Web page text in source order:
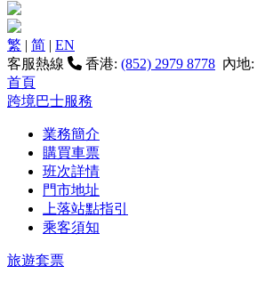
繁 | 简 | EN
客服熱線
香港: (852) 2979 8778 內地:
首頁
跨境巴士服務
業務簡介
購買車票
班次詳情
門市地址
上落站點指引
乘客須知
旅遊套票